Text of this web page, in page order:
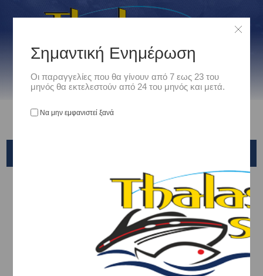
Σκάφη - Βαρκες
ΠΟΛΥΕΣΤΕΡΙΚΑ
ΦΟΥΣΚΩΤΑ
Σημαντική Ενημέρωση
Οι παραγγελίες που θα γίνουν από 7 εως 23 του
μηνός θα εκτελεστούν από 24 του μηνός και μετά.
Να μην εμφανιστεί ξανά